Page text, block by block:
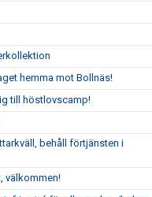
hemma mot Bollnäs!
till höstlovscamp!
behåll förtjänsten i
välkommen!